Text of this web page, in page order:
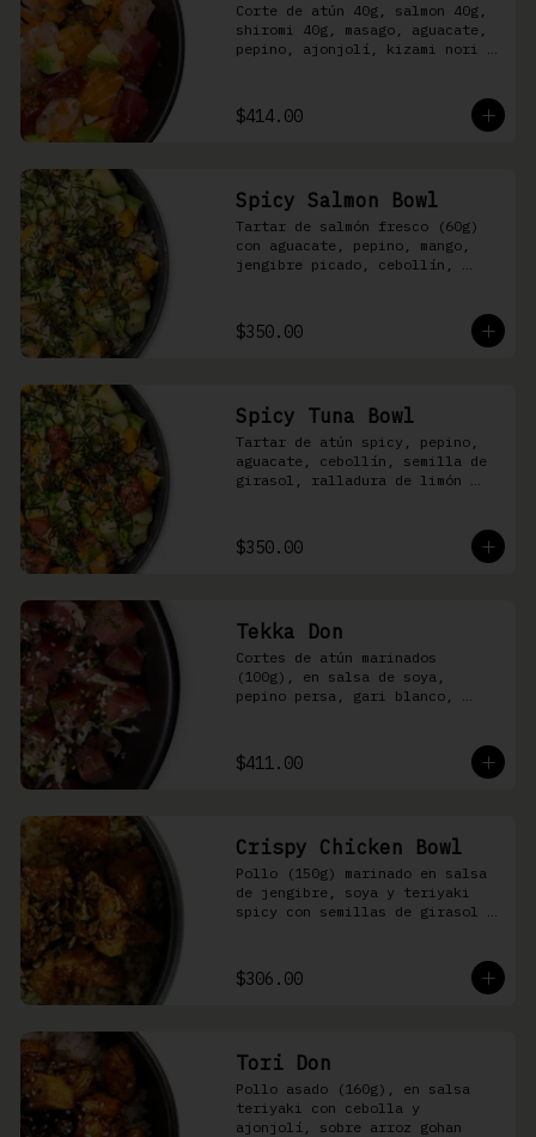
Corte de atún 40g, salmon 40g,
shiromi 40g, masago, aguacate,
pepino, ajonjolí, kizami nori y
$414.00
Spicy Salmon Bowl
Tartar de salmón fresco (60g)
con aguacate, pepino, mango,
jengibre picado, cebollín,
shari
$350.00
Spicy Tuna Bowl
Tartar de atún spicy, pepino,
aguacate, cebollín, semilla de
girasol, ralladura de limón
$350.00
Tekka Don
Cortes de atún marinados
(100g), en salsa de soya,
pepino persa, gari blanco,
$411.00
Crispy Chicken Bowl
Pollo (150g) marinado en salsa
de jengibre, soya y teriyaki
spicy con semillas de girasol y
$306.00
Tori Don
Pollo asado (160g), en salsa
teriyaki con cebolla y
ajonjolí, sobre arroz gohan